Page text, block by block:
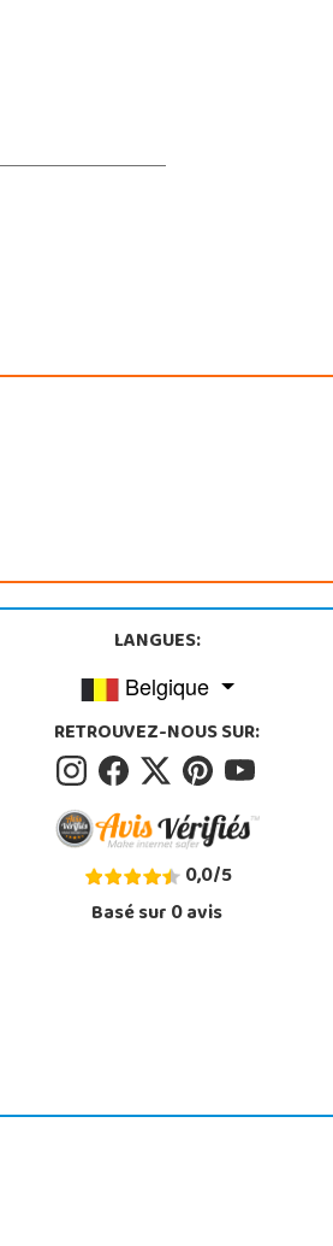
LANGUES:
Belgique
RETROUVEZ-NOUS SUR:
0,0/5
Basé sur0avis